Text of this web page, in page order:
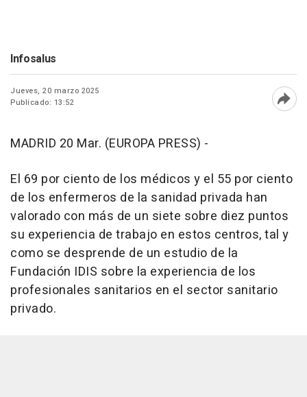
Infosalus
Jueves, 20 marzo 2025
Publicado: 13:52
MADRID 20 Mar. (EUROPA PRESS) -
El 69 por ciento de los médicos y el 55 por ciento
de los enfermeros de la sanidad privada han
valorado con más de un siete sobre diez puntos
su experiencia de trabajo en estos centros, tal y
como se desprende de un estudio de la
Fundación IDIS sobre la experiencia de los
profesionales sanitarios en el sector sanitario
privado.